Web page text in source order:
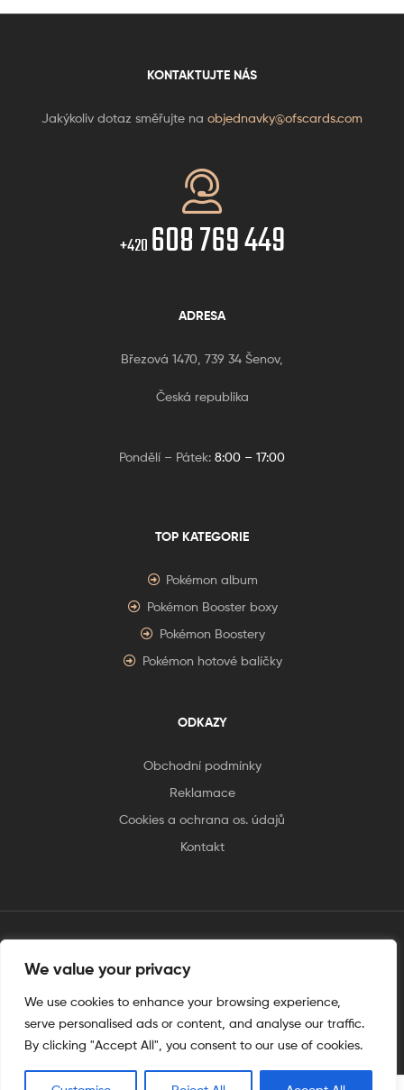
We value your privacy
We use cookies to enhance your browsing experience,
serve personalised ads or content, and analyse our traffic.
By clicking "Accept All", you consent to our use of cookies.
KONTAKTUJTE NÁS
Jakýkoliv dotaz směřujte na objednavky@ofscards.com
+420 608 769 449
ADRESA
Březová 1470, 739 34 Šenov,
Česká republika
Pondělí – Pátek: 8:00 – 17:00
TOP KATEGORIE
Pokémon album
Pokémon Booster boxy
Pokémon Boostery
Pokémon hotové balíčky
ODKAZY
Obchodní podmínky
Reklamace
Cookies a ochrana os. údajů
Kontakt
tento web je vytvořen úplnějinak